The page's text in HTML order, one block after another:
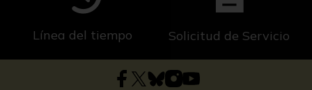
Línea del tiempo Solicitud de Servicio